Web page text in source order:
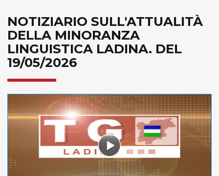
NOTIZIARIO SULL'ATTUALITÀ
DELLA MINORANZA
LINGUISTICA LADINA. DEL
19/05/2026